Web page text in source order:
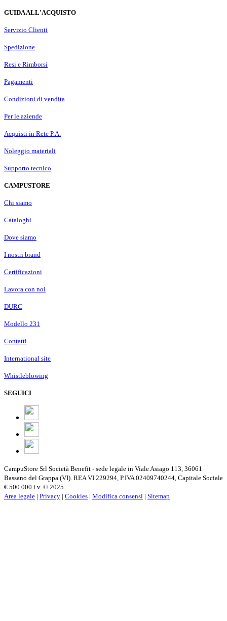
GUIDA ALL'ACQUISTO
Servizio Clienti
Spedizione
Resi e Rimborsi
Pagamenti
Condizioni di vendita
Per le aziende
Acquisti in Rete P.A.
Noleggio materiali
Supporto tecnico
CAMPUSTORE
Chi siamo
Cataloghi
Dove siamo
I nostri brand
Certificazioni
Lavora con noi
DURC
Modello 231
Contatti
International site
Whistleblowing
SEGUICI
CampuStore Srl Società Benefit - sede legale in Viale Asiago 113, 36061
Bassano del Grappa (VI). REA VI 229294, P.IVA 02409740244, Capitale Sociale
€ 500.000 i.v. © 2025
Area legale | Privacy | Cookies | Modifica consensi | Sitemap